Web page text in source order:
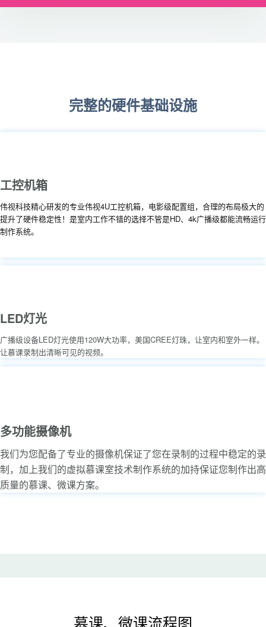
完整的硬件基础设施
工控机箱
伟视科技精心研发的专业伟视4U工控机箱，电影级配置组，合理的布局极大的
提升了硬件稳定性！是室内工作不错的选择不管是HD、4k广播级都能流畅运行
制作系统。
LED灯光
广播级设备LED灯光使用120W大功率，美国CREE灯珠，让室内和室外一样。
让慕课录制出清晰可见的视频。
多功能摄像机
我们为您配备了专业的摄像机保证了您在录制的过程中稳定的录
制，加上我们的虚拟慕课室技术制作系统的加持保证您制作出高
质量的慕课、微课方案。
慕课、微课流程图